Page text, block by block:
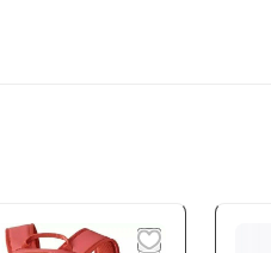
делают экипировку
швы и
использовании.
модель под
и наличие